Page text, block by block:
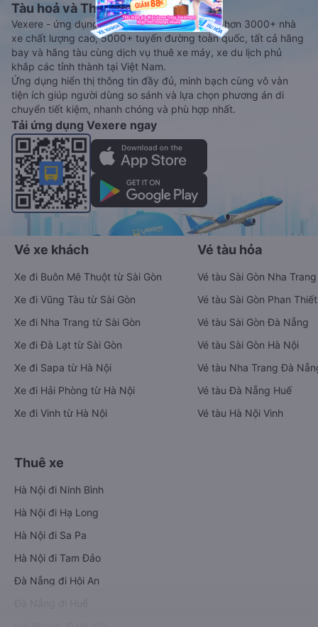
Tàu hoả và Thuê xe
Vexere - ứng dụng đặt vé đa phương tiện với hơn 3000+ nhà
xe chất lượng cao, 5000+ tuyến đường toàn quốc, tất cả hãng
bay và hãng tàu cùng dịch vụ thuê xe máy, xe du lịch phủ
khắp các tỉnh thành tại Việt Nam.
Ứng dụng hiển thị thông tin đầy đủ, minh bạch cùng vô vàn
tiện ích giúp người dùng so sánh và lựa chọn phương án di
chuyển tiết kiệm, nhanh chóng và phù hợp nhất.
Tải ứng dụng Vexere ngay
Vé xe khách
Xe đi Buôn Mê Thuột từ Sài Gòn
Xe đi Vũng Tàu từ Sài Gòn
Xe đi Nha Trang từ Sài Gòn
Xe đi Đà Lạt từ Sài Gòn
Xe đi Sapa từ Hà Nội
Xe đi Hải Phòng từ Hà Nội
Xe đi Vinh từ Hà Nội
Vé tàu hỏa
Vé tàu Sài Gòn Nha Trang
Vé tàu Sài Gòn Phan Thiết
Vé tàu Sài Gòn Đà Nẵng
Vé tàu Sài Gòn Hà Nội
Vé tàu Nha Trang Đà
Vé tàu Đà Nẵng Huế
Vé tàu Hà Nội Vinh
Thuê xe
Hà Nội đi Ninh Bình
Hà Nội đi Hạ Long
Hà Nội đi Sa Pa
Hà Nội đi Tam Đảo
Đà Nẵng đi Hội An